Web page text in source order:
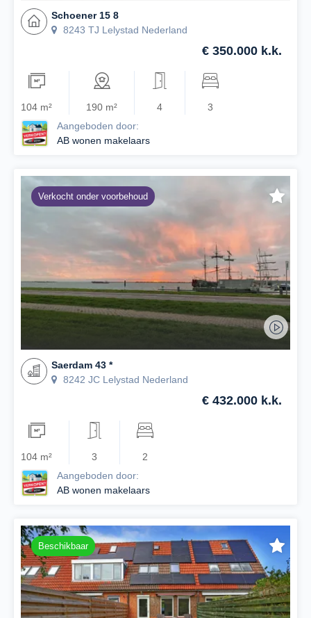
Schoener 15 8
8243 TJ Lelystad Nederland
€ 350.000 k.k.
104 m² 190 m² 4
3
Aangeboden door:
AB wonen makelaars
Verkocht onder voorbehoud
Saerdam 43 *
8242 JC Lelystad Nederland
€ 432.000 k.k.
104 m² 3
2
Aangeboden door:
AB wonen makelaars
Beschikbaar